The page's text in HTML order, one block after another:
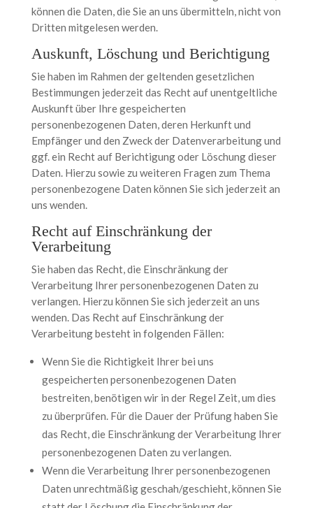
können die Daten, die Sie an uns übermitteln, nicht von
Dritten mitgelesen werden.
Auskunft, Löschung und Berichtigung
Sie haben im Rahmen der geltenden gesetzlichen
Bestimmungen jederzeit das Recht auf unentgeltliche
Auskunft über Ihre gespeicherten
personenbezogenen Daten, deren Herkunft und
Empfänger und den Zweck der Datenverarbeitung und
ggf. ein Recht auf Berichtigung oder Löschung dieser
Daten. Hierzu sowie zu weiteren Fragen zum Thema
personenbezogene Daten können Sie sich jederzeit an
uns wenden.
Recht auf Einschränkung der
Verarbeitung
Sie haben das Recht, die Einschränkung der
Verarbeitung Ihrer personenbezogenen Daten zu
verlangen. Hierzu können Sie sich jederzeit an uns
wenden. Das Recht auf Einschränkung der
Verarbeitung besteht in folgenden Fällen:
Wenn Sie die Richtigkeit Ihrer bei uns
gespeicherten personenbezogenen Daten
bestreiten, benötigen wir in der Regel Zeit, um dies
zu überprüfen. Für die Dauer der Prüfung haben Sie
das Recht, die Einschränkung der Verarbeitung Ihrer
personenbezogenen Daten zu verlangen.
Wenn die Verarbeitung Ihrer personenbezogenen
Daten unrechtmäßig geschah/geschieht, können Sie